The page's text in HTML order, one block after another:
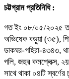
চট্টগ্রাম প্রতিনিধি :
গত ইং ০৮/০৫/২০২৫
অভিষেক বড়ুয়া (৩৫),
ডাকঘর-গহিরা-৪৩৪৩,
গলি, জহুর কমপ্লেক্স, ২য়
সাথে থাকা ০৪টি